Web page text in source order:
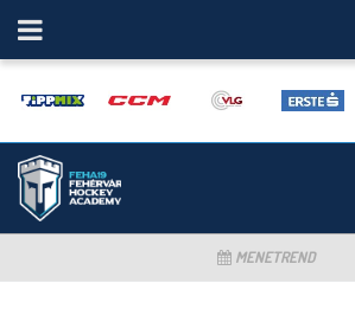
MENETREND